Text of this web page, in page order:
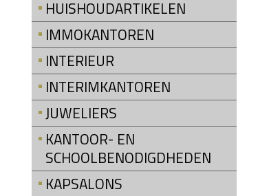
HUISHOUDARTIKELEN
IMMOKANTOREN
INTERIEUR
INTERIMKANTOREN
JUWELIERS
KANTOOR- EN
SCHOOLBENODIGDHEDEN
KAPSALONS